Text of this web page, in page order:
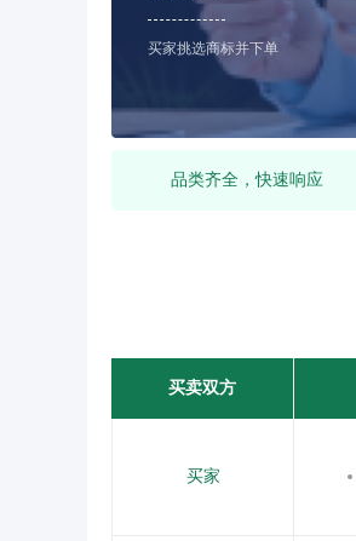
买家挑选商标并下单
品类齐全，快速响应
买卖双方
买家